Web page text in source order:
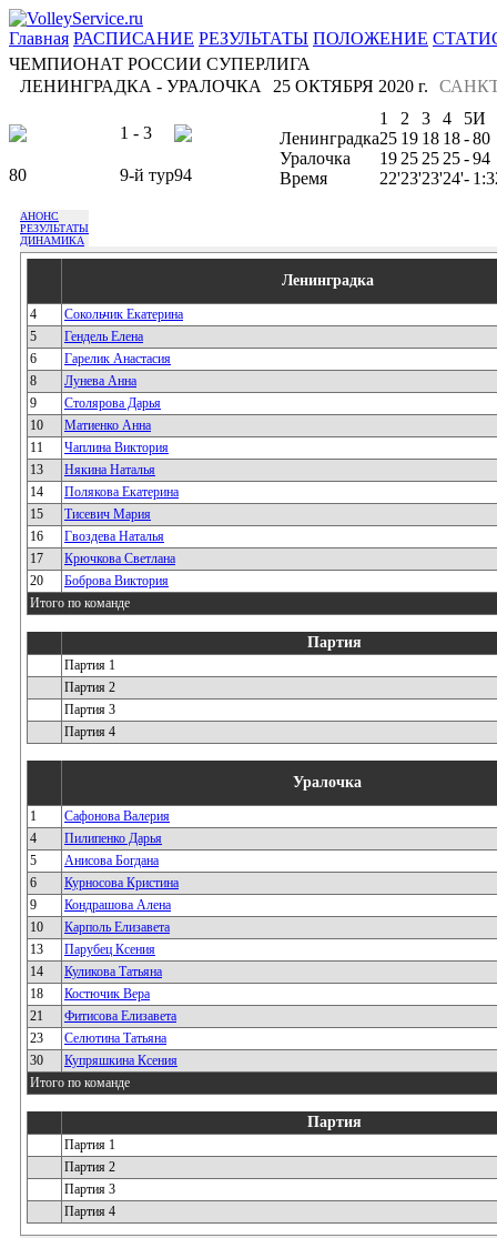
Главная РАСПИСАНИЕ РЕЗУЛЬТАТЫ ПОЛОЖЕНИЕ
ЧЕМПИОНАТ РОССИИ СУПЕРЛИГА
ЛЕНИНГРАДКА - УРАЛОЧКА
25 ОКТЯБРЯ 2020 г.
1 - 3
80 9-й тур94
1 2 3 4 5И
Ленинградка25 19 18 18-80
Уралочка
19 25 25 25-94
Время
22'23'23'24'-
АНОНС
РЕЗУЛЬТАТЫ
ДИНАМИКА
Ленинградка
4
Сокольчик Екатерина
5
Гендель Елена
6
Гарелик Анастасия
8
Лунева Анна
9
Столярова Дарья
10
Матиенко Анна
11
Чаплина Виктория
13
Някина Наталья
14
Полякова Екатерина
15
Тисевич Мария
16
Гвоздева Наталья
17
Крючкова Светлана
20
Боброва Виктория
Итого по команде
Партия
Партия 1
Партия 2
Партия 3
Партия 4
Уралочка
1
Сафонова Валерия
4
Пилипенко Дарья
5
Анисова Богдана
6
Курносова Кристина
9
Кондрашова Алена
10
Карполь Елизавета
13
Парубец Ксения
14
Куликова Татьяна
18
Костючик Вера
21
Фитисова Елизавета
23
Селютина Татьяна
30
Купряшкина Ксения
Итого по команде
Партия
Партия 1
Партия 2
Партия 3
Партия 4